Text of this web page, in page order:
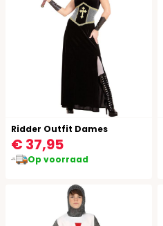
Ridder Outfit Dames
€ 37,95
Op voorraad